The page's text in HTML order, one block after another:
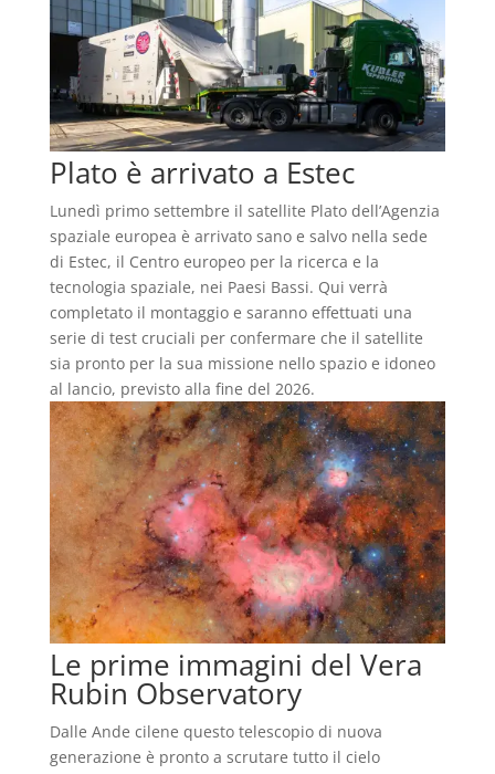
Plato è arrivato a Estec
Lunedì primo settembre il satellite Plato dell’Agenzia
spaziale europea è arrivato sano e salvo nella sede
di Estec, il Centro europeo per la ricerca e la
tecnologia spaziale, nei Paesi Bassi. Qui verrà
completato il montaggio e saranno effettuati una
serie di test cruciali per confermare che il satellite
sia pronto per la sua missione nello spazio e idoneo
al lancio, previsto alla fine del 2026.
Le prime immagini del Vera
Rubin Observatory
Dalle Ande cilene questo telescopio di nuova
generazione è pronto a scrutare tutto il cielo